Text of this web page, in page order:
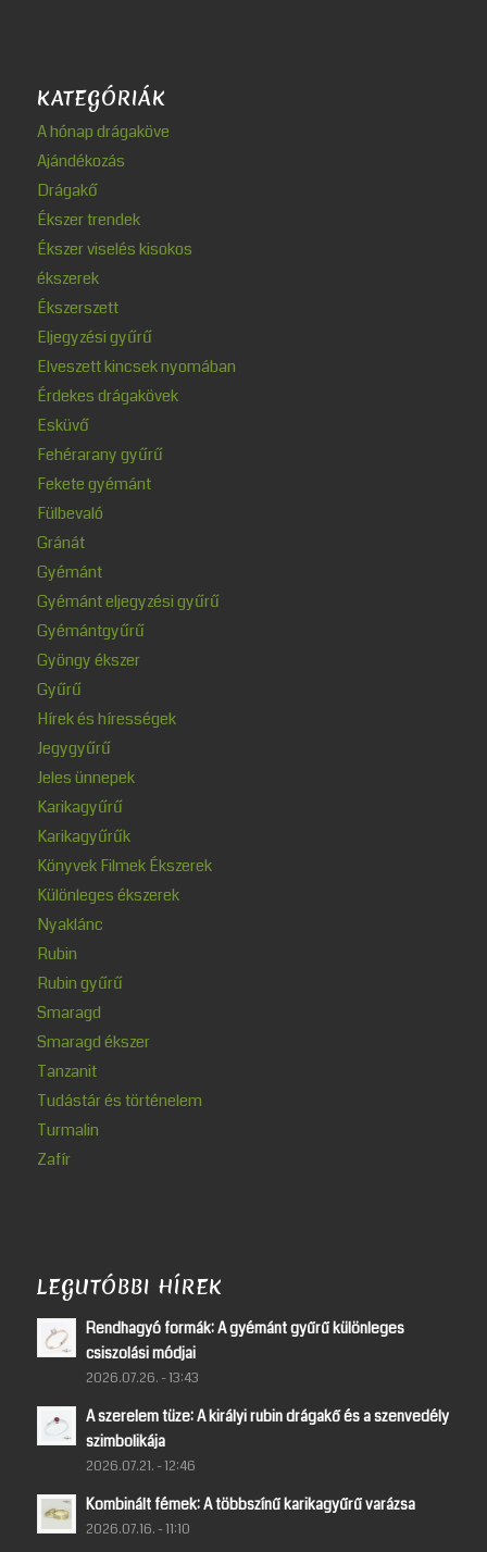
KATEGÓRIÁK
A hónap drágaköve
Ajándékozás
Drágakő
Ékszer trendek
Ékszer viselés kisokos
ékszerek
Ékszerszett
Eljegyzési gyűrű
Elveszett kincsek nyomában
Érdekes drágakövek
Esküvő
Fehérarany gyűrű
Fekete gyémánt
Fülbevaló
Gránát
Gyémánt
Gyémánt eljegyzési gyűrű
Gyémántgyűrű
Gyöngy ékszer
Gyűrű
Hírek és hírességek
Jegygyűrű
Jeles ünnepek
Karikagyűrű
Karikagyűrűk
Könyvek Filmek Ékszerek
Különleges ékszerek
Nyaklánc
Rubin
Rubin gyűrű
Smaragd
Smaragd ékszer
Tanzanit
Tudástár és történelem
Turmalin
Zafír
LEGUTÓBBI HÍREK
Rendhagyó formák: A gyémánt gyűrű különleges
csiszolási módjai
2026.07.26. - 13:43
A szerelem tüze: A királyi rubin drágakő és a szenvedély
szimbolikája
2026.07.21. - 12:46
Kombinált fémek: A többszínű karikagyűrű varázsa
2026.07.16. - 11:10